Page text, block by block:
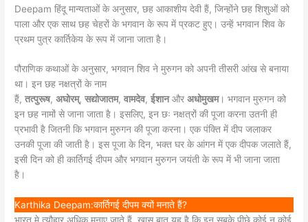
Deepam हिंदू मान्यताओं के अनुसार, छह आकाशीय देवी हैं, जिन्होंने छह शिशुओं को
पाला और एक साथ छह चेहरों के भगवान के रूप में प्रकट हुए। उन्हें भगवान शिव के
प्रथम पुत्र कार्तिकेय के रूप में जाना जाता है।
पौराणिक कथाओं के अनुसार, भगवान शिव ने मुरुगन को अपनी तीसरी आंख से बनाया
था। इन छह नक्षत्रों के नाम
हैं,तत्पुरूष,अघोरम्,सद्योजातम,वामदेव,ईशानऔरअधोमुखम। भगवान मुरुगन को
इन छह नामों से जाना जाता है। इसलिए, इन छः नक्षत्रों की पूजा करना उतनी ही
प्रभावी है जितनी कि भगवान मुरुगन की पूजा करना। एक पंक्ति में दीप जलाकर
उनकी पूजा की जाती है। इस पूजा के दिन, भक्त घर के आंगन में एक दीपक जलाते हैं,
इसी दिन को ही कार्तिगई दीपम और भगवान मुरुगन जयंती के रूप में भी जाना जाता
है।
Karthika Deepam:कार्तिगई दीपम क्यों मनाते हैं?